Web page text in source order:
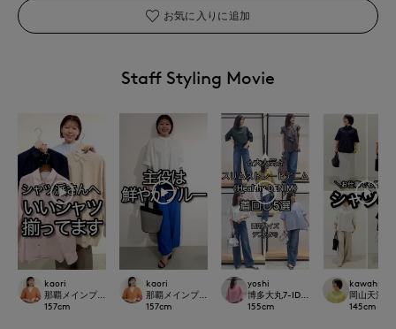
お気に入りに追加
Staff Styling Movie
kaori
那覇メインプレイスI.T.'S.international
157cm
kaori
那覇メインプレイスI.T.'S.international
157cm
yoshi
博多大丸7-IDconcept.
155cm
kawahi
岡山天満
145cm